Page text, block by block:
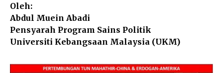
Oleh:
Abdul Muein Abadi
Pensyarah Program Sains Politik
Universiti Kebangsaan Malaysia (UKM)